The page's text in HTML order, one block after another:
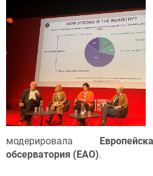
модерировала
обсерватория (EAO).